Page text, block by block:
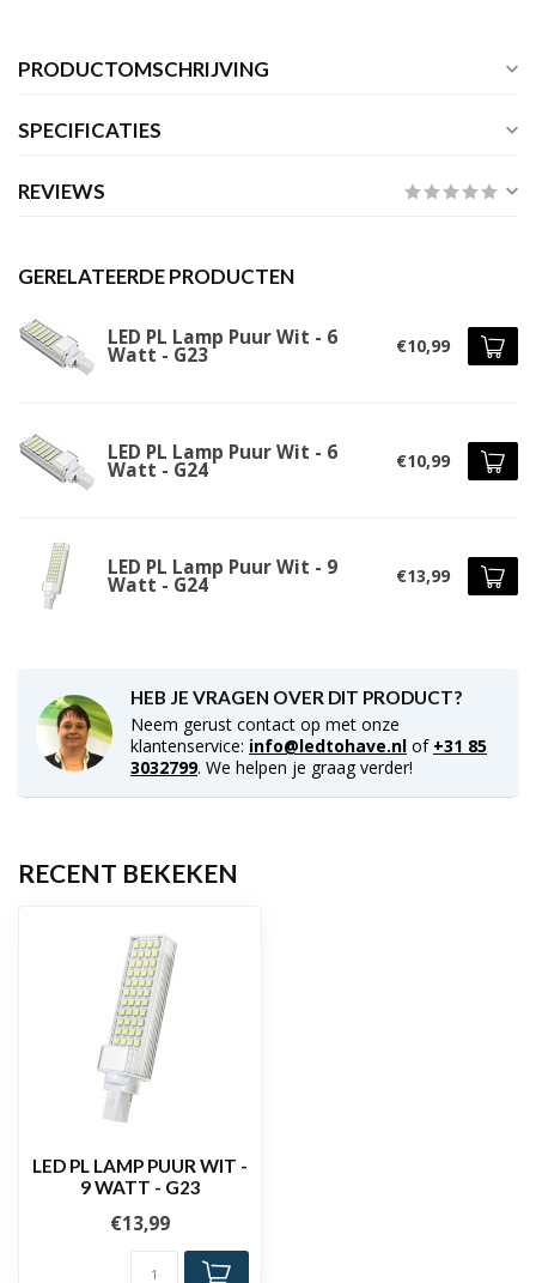
PRODUCTOMSCHRIJVING
SPECIFICATIES
REVIEWS
GERELATEERDE PRODUCTEN
LED PL Lamp Puur Wit - 6
Watt - G23 €10,99
LED PL Lamp Puur Wit - 6
Watt - G24 €10,99
LED PL Lamp Puur Wit - 9
Watt - G24 €13,99
HEB JE VRAGEN OVER DIT PRODUCT?
Neem gerust contact op met onze
klantenservice: info@ledtohave.nl of +31 85
3032799. We helpen je graag verder!
RECENT BEKEKEN
LED PL LAMP PUUR WIT -
9 WATT - G23
€13,99